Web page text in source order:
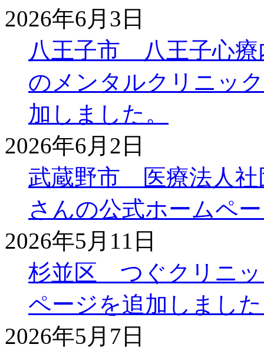
2026年6月3日
八王子市 八王子心療
のメンタルクリニッ
加しました。
2026年6月2日
武蔵野市 医療法人
さんの公式ホームペ
2026年5月11日
杉並区 つぐクリニッ
ページを追加しまし
2026年5月7日